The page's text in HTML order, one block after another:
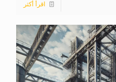
اقرأ أكثر